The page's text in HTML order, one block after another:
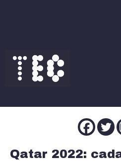
contenido
Qatar 2022: